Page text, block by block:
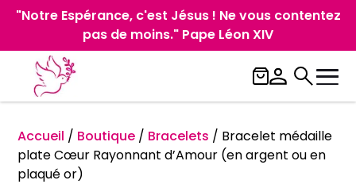
"Notre Espérance, c'est Jésus ! Ne vous contentez
pas de moins." Pape Léon XIV
Accueil / Boutique / Bracelets / Bracelet médaille
plate Cœur Rayonnant d’Amour (en argent ou en
plaqué or)